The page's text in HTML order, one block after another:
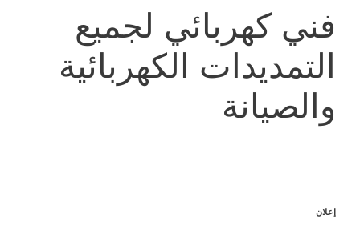
فني كهربائي لجميع
التمديدات الكهربائية
والصيانة
إعلان